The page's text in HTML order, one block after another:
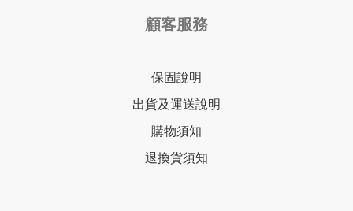
顧客服務
保固說明
出貨及運送說明
購物須知
退換貨須知